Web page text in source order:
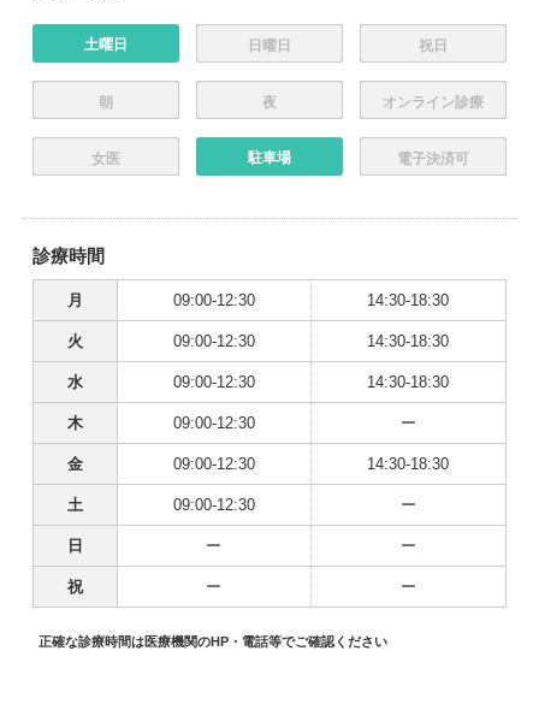
土曜日 日曜日 祝日
朝 夜 オンライン診療
女医 駐車場 電子決済可
診療時間
月 09:00-12:30 14:30-18:30
火 09:00-12:30 14:30-18:30
水 09:00-12:30 14:30-18:30
木 09:00-12:30 ー
金 09:00-12:30 14:30-18:30
土 09:00-12:30 ー
日 ー ー
祝 ー ー
正確な診療時間は医療機関のHP・電話等でご確認ください